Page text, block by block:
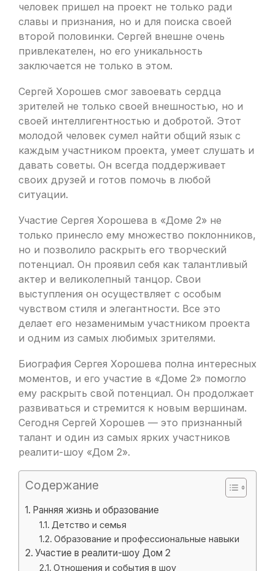
человек пришел на проект не только ради
славы и признания, но и для поиска своей
второй половинки. Сергей внешне очень
привлекателен, но его уникальность
заключается не только в этом.
Сергей Хорошев смог завоевать сердца
зрителей не только своей внешностью, но и
своей интеллигентностью и добротой. Этот
молодой человек сумел найти общий язык с
каждым участником проекта, умеет слушать и
давать советы. Он всегда поддерживает
своих друзей и готов помочь в любой
ситуации.
Участие Сергея Хорошева в «Доме 2» не
только принесло ему множество поклонников,
но и позволило раскрыть его творческий
потенциал. Он проявил себя как талантливый
актер и великолепный танцор. Свои
выступления он осуществляет с особым
чувством стиля и элегантности. Все это
делает его незаменимым участником проекта
и одним из самых любимых зрителями.
Биография Сергея Хорошева полна интересных
моментов, и его участие в «Доме 2» помогло
ему раскрыть свой потенциал. Он продолжает
развиваться и стремится к новым вершинам.
Сегодня Сергей Хорошев — это признанный
талант и один из самых ярких участников
реалити-шоу «Дом 2».
Содержание
Ранняя жизнь и образование
Детство и семья
Образование и профессиональные навыки
Участие в реалити-шоу Дом 2
Отношения и события в шоу